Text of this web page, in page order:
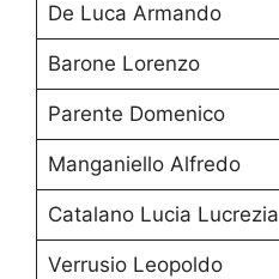
De Luca Armando
Barone Lorenzo
Parente Domenico
Manganiello Alfredo
Catalano Lucia Lucrezia
Verrusio Leopoldo